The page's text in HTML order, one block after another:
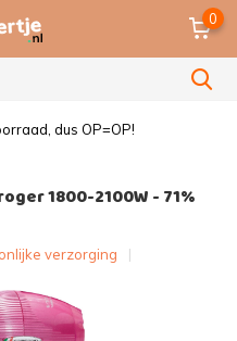
0
dus OP=OP!
1800-2100W - 71%
verzorging